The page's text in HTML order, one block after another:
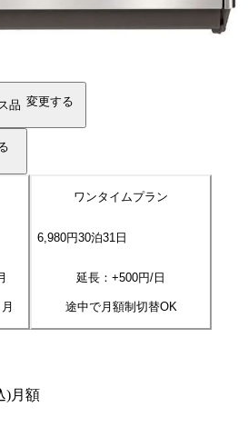
品 変更する
ワンタイムプラン
6,980円30泊31 日
延長：+500円/日
途中で月額制切替OK
)月額